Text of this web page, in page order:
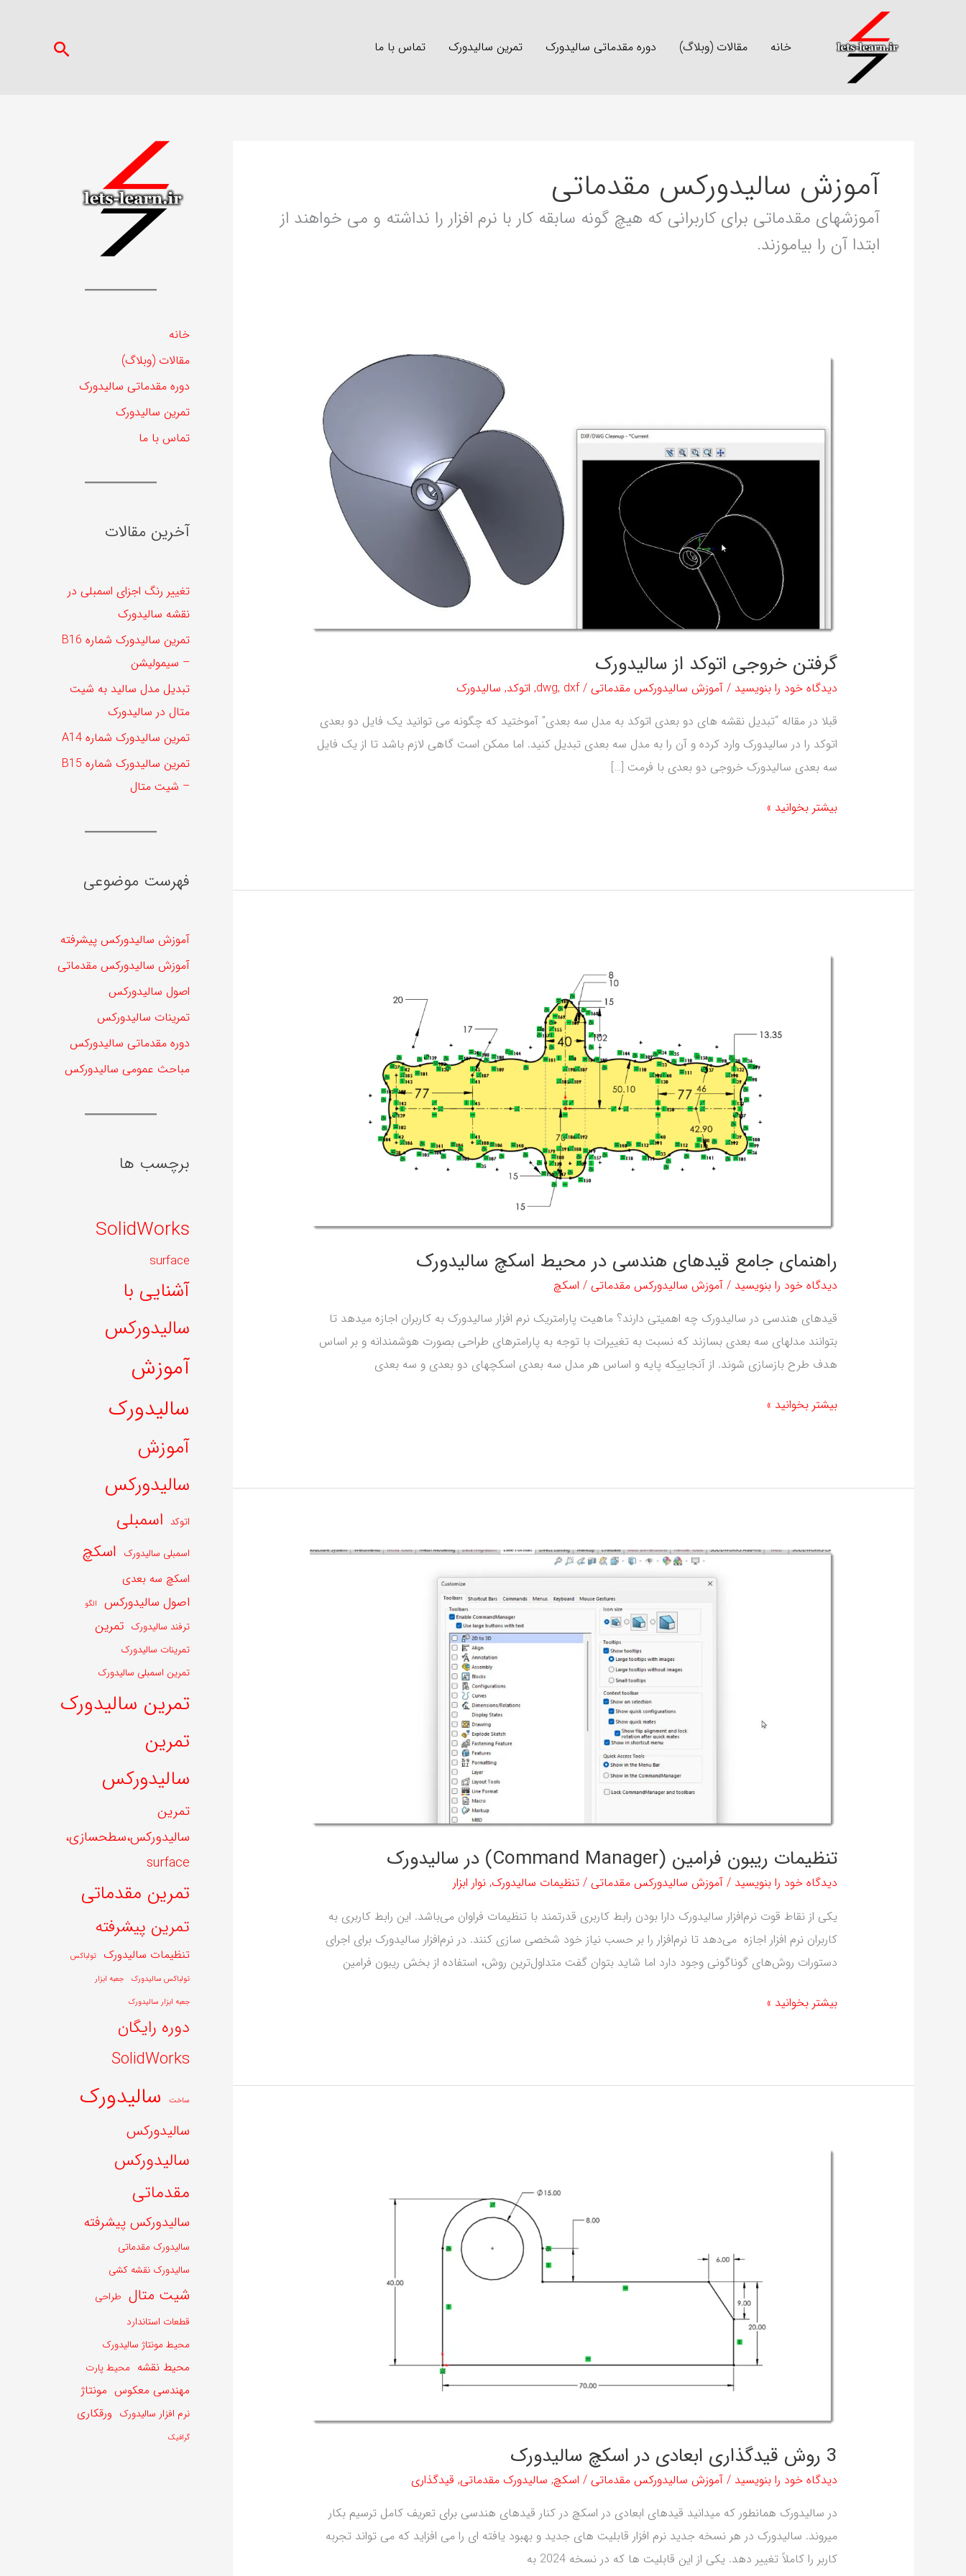
خانه مقالات (وبلاگ) دوره مقدماتی سالیدورک تمرین سالیدورک تماس با ما جستجو
آموزش سالیدورکس مقدماتی
آموزشهای مقدماتی برای کاربرانی که هیچ گونه سابقه کار با نرم افزار را نداشته و می خواهند از
ابتدا آن را بیاموزند.
گرفتن خروجی اتوکد از سالیدورک
دیدگاه‌ خود را بنویسید / آموزش سالیدورکس مقدماتی/
dwg, dxf
, اتوکد, سالیدورک
قبلا در مقاله “تبدیل نقشه های دو بعدی اتوکد به مدل سه بعدی” آموختید که چگونه می توانید یک فایل دو بعدی
اتوکد را در سالیدورک وارد کرده و آن را به مدل سه بعدی تبدیل کنید. اما ممکن است گاهی لازم باشد تا از یک فایل
سه بعدی سالیدورک خروجی دو بعدی با فرمت […]
گرفتن
سالیدورک
بیشتر بخوانید »
راهنمای جامع قیدهای هندسی در محیط اسکچ سالیدورک
دیدگاه‌ خود را بنویسید / آموزش سالیدورکس مقدماتی/ اسکچ
قیدهای هندسی در سالیدورک چه اهمیتی دارند؟ ماهیت پارامتریک نرم افزار سالیدورک به کاربران اجازه میدهد تا
بتوانند مدلهای سه بعدی بسازند که نسبت به تغییرات با توجه به پارامترهای طراحی بصورت هوشمندانه و بر اساس
هدف طرح بازسازی شوند. از آنجاییکه پایه و اساس هر مدل سه بعدی اسکچهای دو بعدی و سه بعدی
راهنمای
بیشتر بخوانید »
تنظیمات ریبون فرامین (Command Manager) در سالیدورک
دیدگاه‌ خود را بنویسید / آموزش سالیدورکس مقدماتی/ تنظیمات سالیدورک, نوار ابزار
یکی از نقاط قوت نرم‌افزار سالیدورک دارا بودن رابط کاربری قدرتمند با تنظیمات فراوان می‌باشد. این رابط کاربری به
کاربران نرم افزار اجازه می‌دهد تا نرم‌افزار را بر حسب نیاز خود شخصی سازی کنند. در نرم‌افزار سالیدورک برای اجرای
دستورات روش‌های گوناگونی وجود دارد اما شاید بتوان گفت متداول‌ترین روش، استفاده از بخش ریبون فرامین
تنظیمات
بیشتر بخوانید »
3 روش قیدگذاری ابعادی در اسکچ سالیدورک
دیدگاه‌ خود را بنویسید / آموزش سالیدورکس مقدماتی/ اسکچ, سالیدورک مقدماتی, قیدگذاری
در سالیدورک همانطور که میدانید قیدهای ابعادی در اسکچ در کنار قیدهای هندسی برای تعریف کامل ترسیم بکار
میروند. سالیدورک در هر نسخه جدید نرم افزار قابلیت های جدید و بهبود یافته ای را می افزاید که می تواند تجربه
کاربر را کاملاً تغییر دهد. یکی از این قابلیت ها که در نسخه 2024 به
3
خانه
مقالات (وبلاگ)
دوره مقدماتی سالیدورک
تمرین سالیدورک
تماس با ما
آخرین مقالات
تغییر رنگ اجزای اسمبلی در
نقشه سالیدورک
تمرین سالیدورک شماره B16
– سیمولیشن
تبدیل مدل سالید به شیت
متال در سالیدورک
تمرین سالیدورک شماره A14
تمرین سالیدورک شماره B15
– شیت متال
فهرست موضوعی
آموزش سالیدورکس پیشرفته
آموزش سالیدورکس مقدماتی
اصول سالیدورکس
تمرینات سالیدورکس
دوره مقدماتی سالیدورکس
مباحث عمومی سالیدورکس
برچسب ها
SolidWorks
surface
آشنایی با
سالیدورکس
آموزش
سالیدورک
آموزش
سالیدورکس
اتوکد اسمبلی
اسمبلی سالیدورک اسکچ
اسکچ سه بعدی
اصول سالیدورکس الگو
ترفند سالیدورک تمرین
تمرینات سالیدورک
تمرین اسمبلی سالیدورک
تمرین سالیدورک
تمرین
سالیدورکس
تمرین
سالیدورکس،سطحسازی،
surface
تمرین مقدماتی
تمرین پیشرفته
تنظیمات سالیدورک
تولباکس
تولباکس سالیدورک
جعبه ابزار
جعبه ابزار سالیدورک
دوره رایگان
SolidWorks
ساخت سالیدورک
سالیدورکس
سالیدورکس
مقدماتی
سالیدورکس پیشرفته
سالیدورک مقدماتی
سالیدورک نقشه کشی
شیت متال طراحی
قطعات استاندارد
محیط مونتاژ سالیدورک
محیط نقشه محیط پارت
مهندسی معکوس مونتاژ
نرم افزار سالیدورک ورقکاری
گرافیک